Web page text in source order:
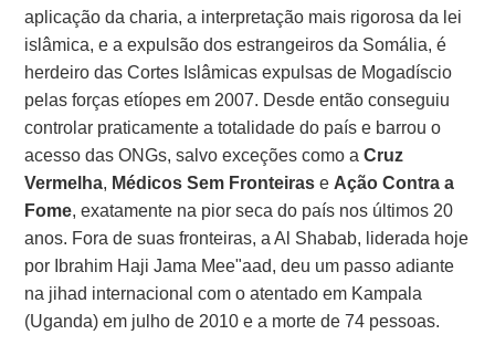
aplicação da charia, a interpretação mais rigorosa da lei
islâmica, e a expulsão dos estrangeiros da Somália, é
herdeiro das Cortes Islâmicas expulsas de Mogadíscio
pelas forças etíopes em 2007. Desde então conseguiu
controlar praticamente a totalidade do país e barrou o
acesso das ONGs, salvo exceções como aCruz
Vermelha, Médicos Sem Fronteiras e Ação Contra a
Fome, exatamente na pior seca do país nos últimos 20
anos. Fora de suas fronteiras, a Al Shabab, liderada hoje
por Ibrahim Haji Jama Mee"aad, deu um passo adiante
na jihad internacional com o atentado em Kampala
(Uganda) em julho de 2010 e a morte de 74 pessoas.